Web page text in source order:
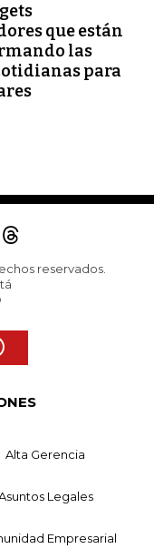
que están
las
para
reservados.
Alta Gerencia
Legales
Empresarial